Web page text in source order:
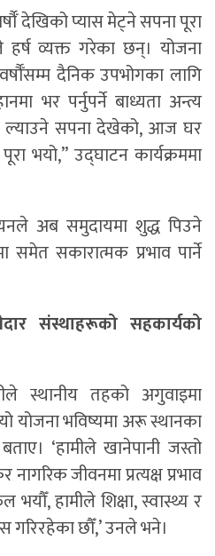
देखिको प्यास मेट्ने सपना पूरा
हर्ष व्यक्त गरेका छन्। योजना
दैनिक उपभोगका लागि
भर पर्नुपर्ने बाध्यता अन्त्य
ल्याउने सपना देखेको, आज घर
भयो,” उद्घाटन कार्यक्रममा
अब समुदायमा शुद्ध पिउने
समेत सकारात्मक प्रभाव पार्ने
संस्थाहरूको सहकार्यको
स्थानीय तहको अगुवाइमा
योजना भविष्यमा अरू स्थानका
‘हामीले खानेपानी जस्तो
जीवनमा प्रत्यक्ष प्रभाव
भयौँ, हामीले शिक्षा, स्वास्थ्य र
गरिरहेका छौँ,’ उनले भने।